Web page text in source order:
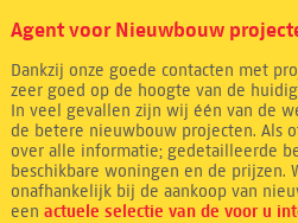
Agent voor Nieuwbouw
Dankzij onze goede contacten met
zeer goed op de hoogte van de
In veel gevallen zijn wij één van de
de betere nieuwbouw projecten. Als
over alle informatie; gedetailleerde
beschikbare woningen en de prijzen.
onafhankelijk bij de aankoop van
een actuele selectie van de voor u